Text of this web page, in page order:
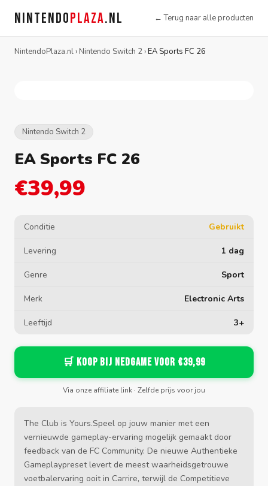
NINTENDOPLAZA.NL ← Terug naar alle producten
NintendoPlaza.nl› Nintendo Switch 2›EA Sports FC 26
Nintendo Switch 2
EA Sports FC 26
€39,99
Conditie Gebruikt
Levering 1 dag
Genre Sport
Merk Electronic Arts
Leeftijd 3+
🛒 Koop bij Nedgame voor €39,99
Via onze affiliate link · Zelfde prijs voor jou
The Club is Yours.Speel op jouw manier met een
vernieuwde gameplay-ervaring mogelijk gemaakt door
feedback van de FC Community. De nieuwe Authentieke
Gameplaypreset levert de meest waarheidsgetrouwe
voetbalervaring ooit in Carrire, terwijl de Competitieve